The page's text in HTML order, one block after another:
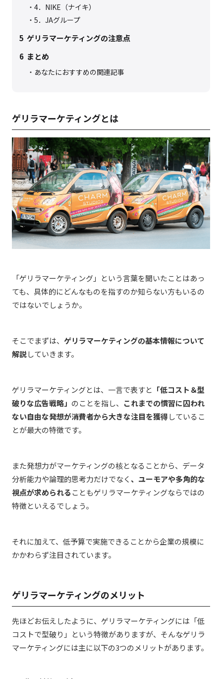
4．NIKE（ナイキ）
5．JAグループ
5 ゲリラマーケティングの注意点
6 まとめ
あなたにおすすめの関連記事
ゲリラマーケティングとは
「ゲリラマーケティング」という言葉を聞いたことはあっ
ても、具体的にどんなものを指すのか知らない方もいるの
ではないでしょうか。
そこでまずは、 ゲリラマーケティングの基本情報について
解説していきます。
ゲリラマーケティングとは、一言で表すと 「低コスト＆型
破りな広告戦略」 のことを指し、 これまでの慣習に囚われ
ない自由な発想が消費者から大きな注目を獲得しているこ
とが最大の特徴です。
また発想力がマーケティングの核となることから、データ
分析能力や論理的思考力だけでなく、ユーモアや多角的な
視点が求められることもゲリラマーケティングならではの
特徴といえるでしょう。
それに加えて、低予算で実施できることから企業の規模に
かかわらず注目されています。
ゲリラマーケティングのメリット
先ほどお伝えしたように、ゲリラマーケティングには「低
コストで型破り」という特徴がありますが、そんなゲリラ
マーケティングには主に以下の3つのメリットがあります。